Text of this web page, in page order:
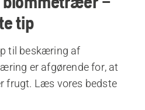
tip
til beskæring af
er afgørende for, at
frugt. Læs vores bedste